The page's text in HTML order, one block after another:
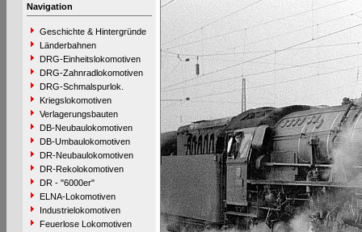
Navigation
Geschichte & Hintergründe
Länderbahnen
DRG-Einheitslokomotiven
DRG-Zahnradlokomotiven
DRG-Schmalspurlok.
Kriegslokomotiven
Verlagerungsbauten
DB-Neubaulokomotiven
DB-Umbaulokomotiven
DR-Neubaulokomotiven
DR-Rekolokomotiven
DR - "6000er"
ELNA-Lokomotiven
Industrielokomotiven
Feuerlose Lokomotiven